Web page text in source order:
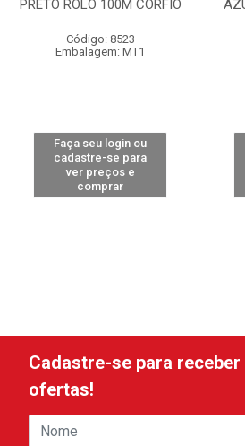
PRETO ROLO 100M CORFIO
Código: 8523
Embalagem: MT1
Faça seu login ou
cadastre-se para
ver preços e
comprar
Cadastre-se para
ofertas!